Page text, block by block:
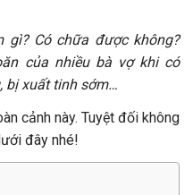
gì? Có chữa được không?
của nhiều bà vợ khi có
bị xuất tinh sớm…
cảnh này. Tuyệt đối không
đây nhé!